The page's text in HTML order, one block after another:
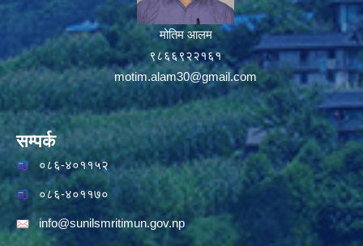
मोतिम आलम
९८६६९२२१६१
motim.alam30@gmail.com
सम्पर्क
०८६-४०११५२
०८६-४०११७०
info@sunilsmritimun.gov.np